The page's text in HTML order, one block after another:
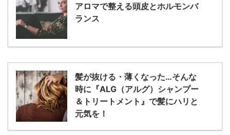
アロマで整える頭皮とホルモンバ
ランス
髪が抜ける・薄くなった…そんな
時に『ALG（アルグ）シャンプー
＆トリートメント』で髪にハリと
元気を！